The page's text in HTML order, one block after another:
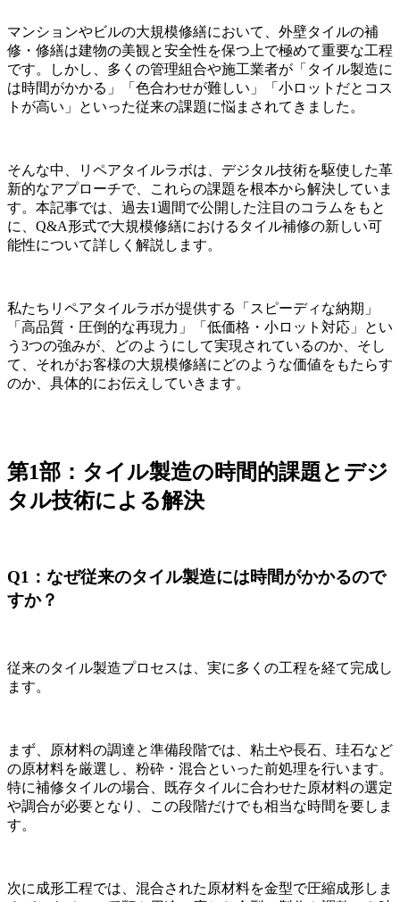
マンションやビルの大規模修繕において、外壁タイルの補
修・修繕は建物の美観と安全性を保つ上で極めて重要な工程
です。しかし、多くの管理組合や施工業者が「タイル製造に
は時間がかかる」「色合わせが難しい」「小ロットだとコス
トが高い」といった従来の課題に悩まされてきました。
そんな中、リペアタイルラボは、デジタル技術を駆使した革
新的なアプローチで、これらの課題を根本から解決していま
す。本記事では、過去1週間で公開した注目のコラムをもと
に、Q&A形式で大規模修繕におけるタイル補修の新しい可
能性について詳しく解説します。
私たちリペアタイルラボが提供する「スピーディな納期」
「高品質・圧倒的な再現力」「低価格・小ロット対応」とい
う3つの強みが、どのようにして実現されているのか、そし
て、それがお客様の大規模修繕にどのような価値をもたらす
のか、具体的にお伝えしていきます。
第1部：タイル製造の時間的課題とデジ
タル技術による解決
Q1：なぜ従来のタイル製造には時間がかかるので
すか？
従来のタイル製造プロセスは、実に多くの工程を経て完成し
ます。
まず、原材料の調達と準備段階では、粘土や長石、珪石など
の原材料を厳選し、粉砕・混合といった前処理を行います。
特に補修タイルの場合、既存タイルに合わせた原材料の選定
や調合が必要となり、この段階だけでも相当な時間を要しま
す。
次に成形工程では、混合された原材料を金型で圧縮成形しま